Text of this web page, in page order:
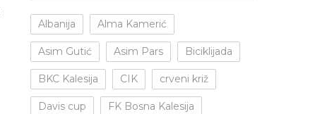
Albanija Alma Kamerić
Asim Gutić Asim Pars Biciklijada
BKC Kalesija CIK crveni križ
Davis cup FK Bosna Kalesija